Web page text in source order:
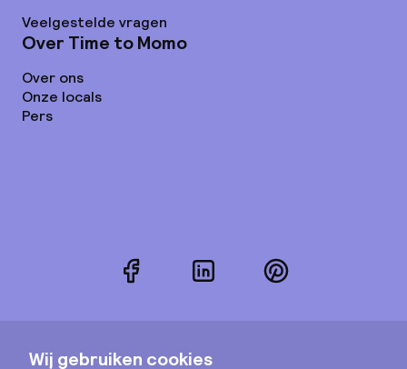
Veelgestelde vragen
Over Time to Momo
Over ons
Onze locals
Pers
FacebookLinkedInPinterest
Instagram